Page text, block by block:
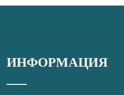
ИНФОРМАЦИЯ